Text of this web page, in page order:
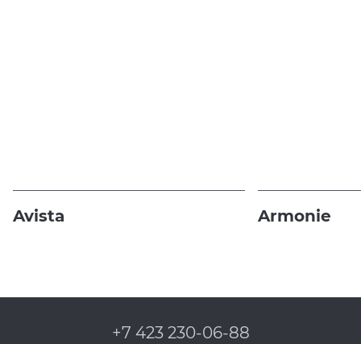
Avista Armonie
+7 423 230-06-88